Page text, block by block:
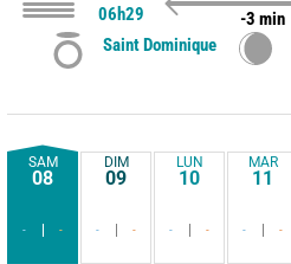
06h29
-3 min
Saint Dominique
SAM
08
- -
DIM
09
- -
LUN
10
- -
MAR
11
- -